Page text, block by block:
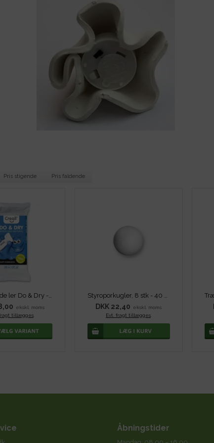
Pris stigende Pris faldende
Lufttørrende ler Do & Dry - Hvid
ekskl. moms
tillægges.
Styroporkugler, 8 stk - 40 mm
DKK 22,40
ekskl. moms
Evt. fragt tillægges.
Åbningstider